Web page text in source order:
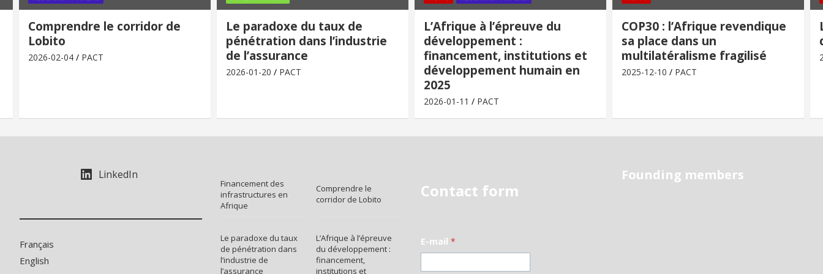
Comprendre le corridor de
Lobito
2026-02-04 PACT
Le paradoxe du taux de
pénétration dans l’industrie
de l’assurance
2026-01-20 PACT
L’Afrique à l’épreuve du
développement :
financement, institutions et
développement humain en
2025
2026-01-11 PACT
COP30 : l’Afrique revendique
sa place dans un
multilatéralisme fragilisé
2025-12-10 PACT
LinkedIn
Français
English
Financement des
infrastructures en
Afrique
Comprendre le
corridor de Lobito
Le paradoxe du taux
de pénétration dans
l’industrie de
l’assurance
L’Afrique à l’épreuve
du développement :
financement,
institutions et
Contact form
E-mail *
Founding members